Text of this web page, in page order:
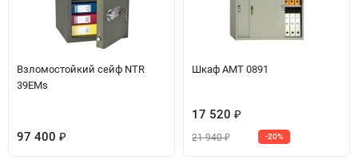
Взломостойкий сейф NTR
39EMs
97 400 ₽
Шкаф АМТ 0891
17 520 ₽
21 940₽ -20%